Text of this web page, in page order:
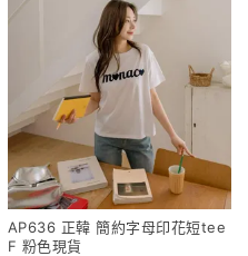
AP636 正韓 簡約字母印花短tee
F 粉色現貨